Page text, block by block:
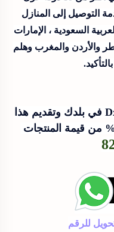
التوصيل إلى المنازل
السعودية ، الإمارات
والأردن والمغرب وهلم
يمكنك الذهاب إلى أقرب فرع Dxn في بلدك وتقديم هذا
للرقم